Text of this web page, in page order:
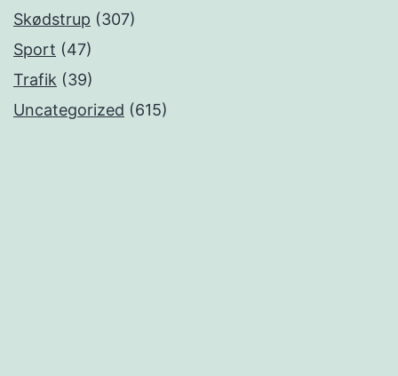
Skødstrup (307)
Sport (47)
Trafik (39)
Uncategorized (615)